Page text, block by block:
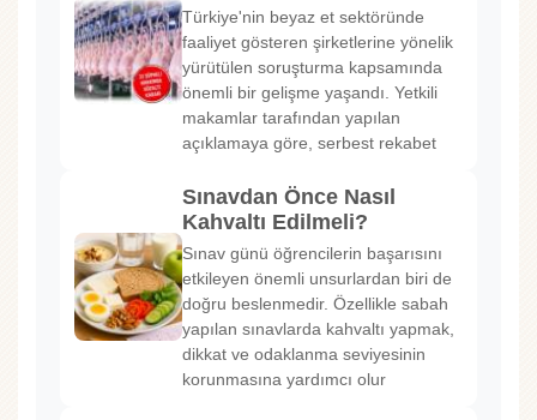
Türkiye'nin beyaz et sektöründe
faaliyet gösteren şirketlerine yönelik
yürütülen soruşturma kapsamında
önemli bir gelişme yaşandı. Yetkili
makamlar tarafından yapılan
açıklamaya göre, serbest rekabet
Sınavdan Önce Nasıl
Kahvaltı Edilmeli?
Sınav günü öğrencilerin başarısını
etkileyen önemli unsurlardan biri de
doğru beslenmedir. Özellikle sabah
yapılan sınavlarda kahvaltı yapmak,
dikkat ve odaklanma seviyesinin
korunmasına yardımcı olur